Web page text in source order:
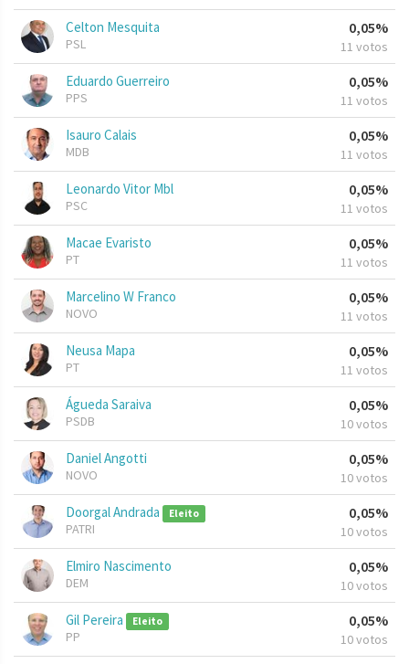
Celton Mesquita
PSL
0,05%
11 votos
Eduardo Guerreiro
PPS
0,05%
11 votos
Isauro Calais
MDB
0,05%
11 votos
Leonardo Vitor Mbl
PSC
0,05%
11 votos
Macae Evaristo
PT
0,05%
11 votos
Marcelino W Franco
NOVO
0,05%
11 votos
Neusa Mapa
PT
0,05%
11 votos
Águeda Saraiva
PSDB
0,05%
10 votos
Daniel Angotti
NOVO
0,05%
10 votos
Doorgal Andrada Eleito
PATRI
0,05%
10 votos
Elmiro Nascimento
DEM
0,05%
10 votos
Gil Pereira Eleito
PP
0,05%
10 votos